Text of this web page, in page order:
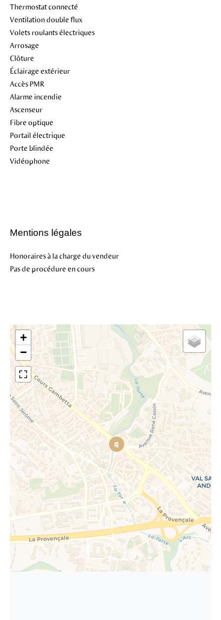
Thermostat connecté
Ventilation double flux
Volets roulants électriques
Arrosage
Clôture
Éclairage extérieur
Accès PMR
Alarme incendie
Ascenseur
Fibre optique
Portail électrique
Porte blindée
Vidéophone
Mentions légales
Honoraires à la charge du vendeur
Pas de procédure en cours
+
−